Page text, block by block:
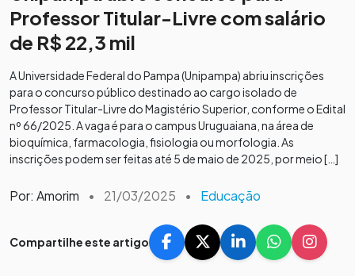
Professor Titular-Livre com salário
de R$ 22,3 mil
A Universidade Federal do Pampa (Unipampa) abriu inscrições
para o concurso público destinado ao cargo isolado de
Professor Titular-Livre do Magistério Superior, conforme o Edital
nº 66/2025. A vaga é para o campus Uruguaiana, na área de
bioquímica, farmacologia, fisiologia ou morfologia. As
inscrições podem ser feitas até 5 de maio de 2025, por meio […]
Por: Amorim • 21/03/2025 • Educação
Compartilhe este artigo